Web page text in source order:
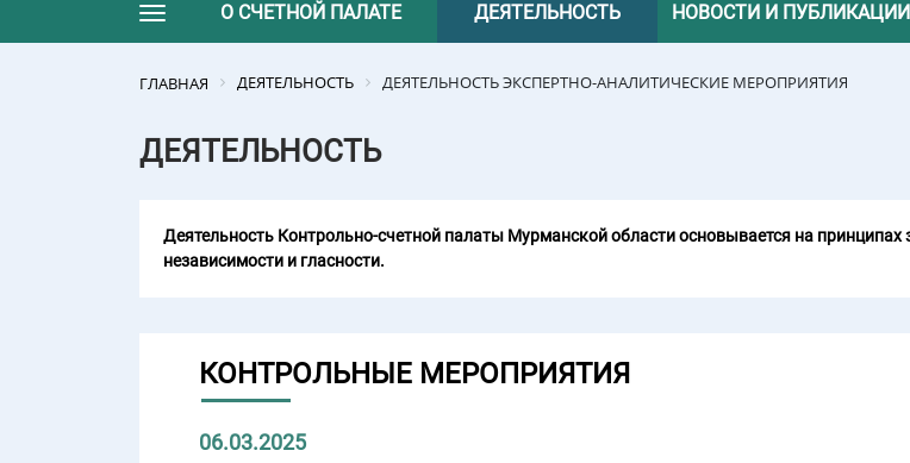
Toggle navigation
О СЧЕТНОЙ ПАЛАТЕ ДЕЯТЕЛЬНОСТЬ НОВОСТИ И ПУБЛИКАЦИИ
ГЛАВНАЯ ДЕЯТЕЛЬНОСТЬ ДЕЯТЕЛЬНОСТЬ ЭКСПЕРТНО-АНАЛИТИЧЕСКИЕ МЕРОПРИЯТИЯ
ДЕЯТЕЛЬНОСТЬ
Деятельность Контрольно-счетной палаты Мурманской области основывается на принципах
независимости и гласности.
КОНТРОЛЬНЫЕ МЕРОПРИЯТИЯ
06.03.2025